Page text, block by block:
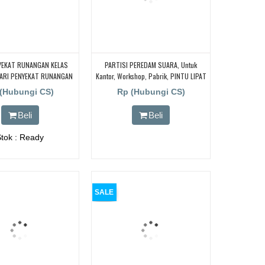
RUNANGAN KELAS
PENYEKAT RUNANGAN
CARI PENYEKAT
KELAS BIMBEL DAERAH
BANDUNG
CS)
Beli
: Ready
PARTISI PEREDAM SUARA, Untuk
Kantor, Workshop, Pabrik, PINTU LIPAT
REDAM SUARA
Rp (Hubungi CS)
Beli
SALE